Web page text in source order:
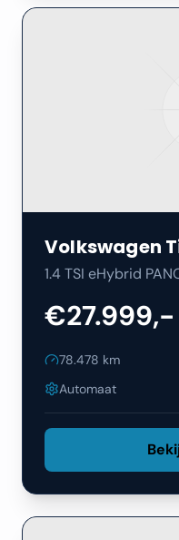
Volkswagen
1.4 TSI eHybrid
€27.999,-
78.478 km
Automaat